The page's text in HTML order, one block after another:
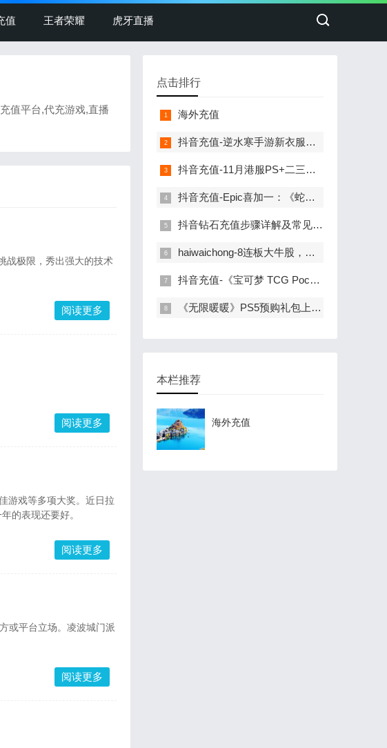
值 王者荣耀 虎牙直播
值平台,代充游戏,直播
战极限，秀出强大的技术
阅读更多
阅读更多
游戏等多项大奖。近日拉
的表现还要好。
阅读更多
或平台立场。凌波城门派
阅读更多
点击排行
海外充值
抖音充值-逆水寒手游新衣服刚上线销冠就重拳出击！圈外人最喜欢看的一集！
抖音充值-11月港服PS+二三档会免公布！消光2、如龙维新极等
抖音充值-Epic喜加一：《蛇鸟：完整版》免费领取
抖音钻石充值步骤详解及常见问题解答
haiwaichong-8连板大牛股，遭证监会立案调查！
抖音充值-《宝可梦 TCG Pocket》更新计划：将推出交换功能
《无限暖暖》PS5预购礼包上架：国服售价68元，小陪伴充值更添乐趣
本栏推荐
海外充值